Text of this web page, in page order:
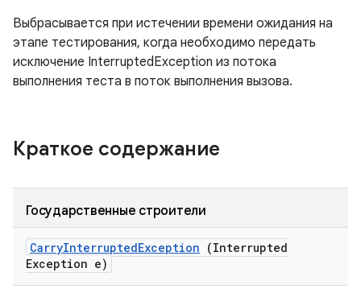
Выбрасывается при истечении времени ожидания на
этапе тестирования, когда необходимо передать
исключение InterruptedException из потока
выполнения теста в поток выполнения вызова.
Краткое содержание
Государственные строители
CarryInterruptedException (Interrupted
Exception e)